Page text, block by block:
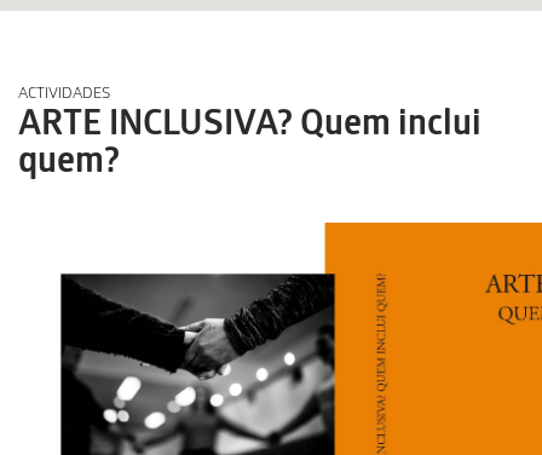
ACTIVIDADES
ARTE INCLUSIVA? Quem inclui
quem?